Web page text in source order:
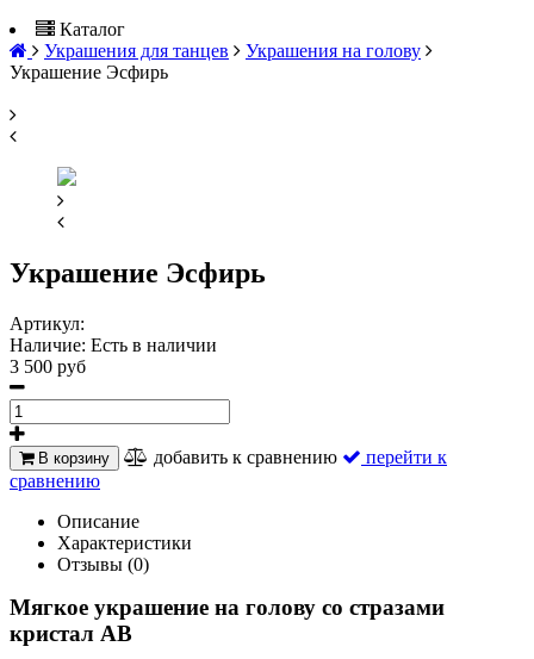
Каталог
Украшения для танцев
Украшения на голову
Украшение Эсфирь
Украшение Эсфирь
Артикул:
Наличие: Есть в наличии
3 500 руб
В корзину добавить к сравнению
перейти к
сравнению
Описание
Характеристики
Отзывы (0)
Мягкое украшение на голову со стразами
кристал AB